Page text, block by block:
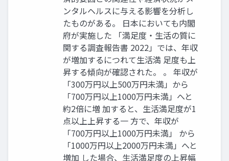
ンタルヘルスに与える影響を分析し
たものがある。 日本においても内閣
府が実施した 「満足度・生活の質に
関する調査報告書 2022」では、年収
が増加するにつれて生活満 足度も上
昇する傾向が確認された。 。 年収が
「300万円以上500万円未満」から
「700万円以上1000万円未満」へと
約2倍に増 加すると、生活満足度が1
点以上上昇する一 方で、年収が
「700万円以上1000万円未満」 から
「1000万円以上2000万円未満」へと
増加 した場合、生活満足度の上昇幅